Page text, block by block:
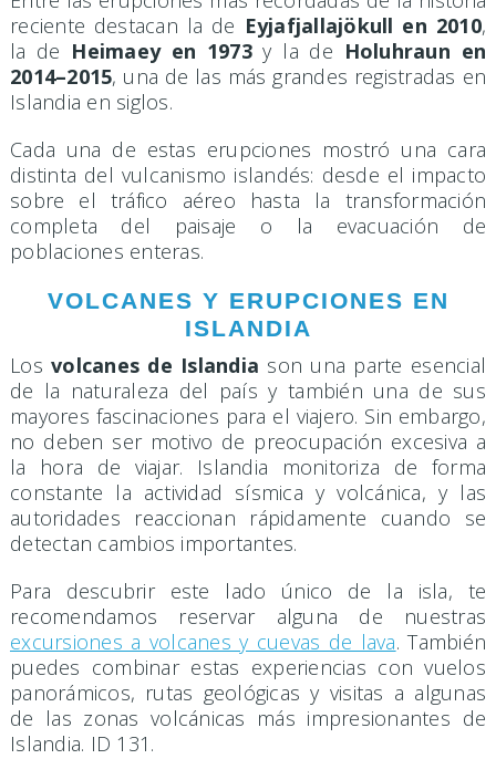
reciente destacan la de Eyjafjallajökull en 2010,
la de Heimaey en 1973y la de Holuhraun en
2014–2015, una de las más grandes registradas en
Islandia en siglos.
Cada una de estas erupciones mostró una cara
distinta del vulcanismo islandés: desde el impacto
sobre el tráfico aéreo hasta la transformación
completa del paisaje o la evacuación de
poblaciones enteras.
VOLCANES Y ERUPCIONES EN
ISLANDIA
Losvolcanes de Islandia son una parte esencial
de la naturaleza del país y también una de sus
mayores fascinaciones para el viajero. Sin embargo,
no deben ser motivo de preocupación excesiva a
la hora de viajar. Islandia monitoriza de forma
constante la actividad sísmica y volcánica, y las
autoridades reaccionan rápidamente cuando se
detectan cambios importantes.
Para descubrir este lado único de la isla, te
recomendamos reservar alguna de nuestras
excursiones a volcanes y cuevas de lava. También
puedes combinar estas experiencias con vuelos
panorámicos, rutas geológicas y visitas a algunas
de las zonas volcánicas más impresionantes de
Islandia. ID 131.